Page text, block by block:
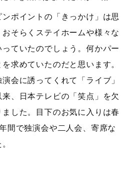
ポイントの「きっかけ」は思
そらくステイホームや様々な
ていたのでしょう。何かパー
求めていたのだと思います。
会に誘ってくれて「ライブ」
、日本テレビの「笑点」を欠
した。目下のお気に入りは春
間で独演会や二人会、寄席な